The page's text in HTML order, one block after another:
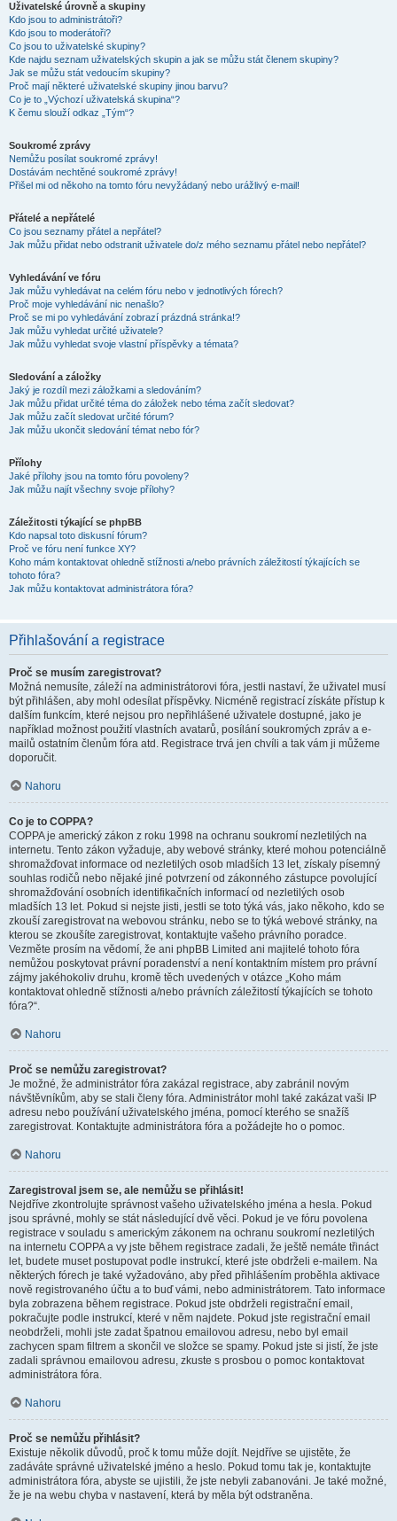
Uživatelské úrovně a skupiny
Kdo jsou to administrátoři?
Kdo jsou to moderátoři?
Co jsou to uživatelské skupiny?
Kde najdu seznam uživatelských skupin a jak se můžu stát členem skupiny?
Jak se můžu stát vedoucím skupiny?
Proč mají některé uživatelské skupiny jinou barvu?
Co je to „Výchozí uživatelská skupina“?
K čemu slouží odkaz „Tým“?
Soukromé zprávy
Nemůžu posílat soukromé zprávy!
Dostávám nechtěné soukromé zprávy!
Přišel mi od někoho na tomto fóru nevyžádaný nebo urážlivý e-mail!
Přátelé a nepřátelé
Co jsou seznamy přátel a nepřátel?
Jak můžu přidat nebo odstranit uživatele do/z mého seznamu přátel nebo nepřátel?
Vyhledávání ve fóru
Jak můžu vyhledávat na celém fóru nebo v jednotlivých fórech?
Proč moje vyhledávání nic nenašlo?
Proč se mi po vyhledávání zobrazí prázdná stránka!?
Jak můžu vyhledat určité uživatele?
Jak můžu vyhledat svoje vlastní příspěvky a témata?
Sledování a záložky
Jaký je rozdíl mezi záložkami a sledováním?
Jak můžu přidat určité téma do záložek nebo téma začít sledovat?
Jak můžu začít sledovat určité fórum?
Jak můžu ukončit sledování témat nebo fór?
Přílohy
Jaké přílohy jsou na tomto fóru povoleny?
Jak můžu najít všechny svoje přílohy?
Záležitosti týkající se phpBB
Kdo napsal toto diskusní fórum?
Proč ve fóru není funkce XY?
Koho mám kontaktovat ohledně stížnosti a/nebo právních záležitostí týkajících se
tohoto fóra?
Jak můžu kontaktovat administrátora fóra?
Přihlašování a registrace
Proč se musím zaregistrovat?
Možná nemusíte, záleží na administrátorovi fóra, jestli nastaví, že uživatel musí
být přihlášen, aby mohl odesílat příspěvky. Nicméně registrací získáte přístup k
dalším funkcím, které nejsou pro nepřihlášené uživatele dostupné, jako je
například možnost použití vlastních avatarů, posílání soukromých zpráv a e-
mailů ostatním členům fóra atd. Registrace trvá jen chvíli a tak vám ji můžeme
doporučit.
Nahoru
Co je to COPPA?
COPPA je americký zákon z roku 1998 na ochranu soukromí nezletilých na
internetu. Tento zákon vyžaduje, aby webové stránky, které mohou potenciálně
shromažďovat informace od nezletilých osob mladších 13 let, získaly písemný
souhlas rodičů nebo nějaké jiné potvrzení od zákonného zástupce povolující
shromažďování osobních identifikačních informací od nezletilých osob
mladších 13 let. Pokud si nejste jisti, jestli se toto týká vás, jako někoho, kdo se
zkouší zaregistrovat na webovou stránku, nebo se to týká webové stránky, na
kterou se zkoušíte zaregistrovat, kontaktujte vašeho právního poradce.
Vezměte prosím na vědomí, že ani phpBB Limited ani majitelé tohoto fóra
nemůžou poskytovat právní poradenství a není kontaktním místem pro právní
zájmy jakéhokoliv druhu, kromě těch uvedených v otázce „Koho mám
kontaktovat ohledně stížnosti a/nebo právních záležitostí týkajících se tohoto
fóra?“.
Nahoru
Proč se nemůžu zaregistrovat?
Je možné, že administrátor fóra zakázal registrace, aby zabránil novým
návštěvníkům, aby se stali členy fóra. Administrátor mohl také zakázat vaši IP
adresu nebo používání uživatelského jména, pomocí kterého se snažíš
zaregistrovat. Kontaktujte administrátora fóra a požádejte ho o pomoc.
Nahoru
Zaregistroval jsem se, ale nemůžu se přihlásit!
Nejdříve zkontrolujte správnost vašeho uživatelského jména a hesla. Pokud
jsou správné, mohly se stát následující dvě věci. Pokud je ve fóru povolena
registrace v souladu s americkým zákonem na ochranu soukromí nezletilých
na internetu COPPA a vy jste během registrace zadali, že ještě nemáte třináct
let, budete muset postupovat podle instrukcí, které jste obdrželi e-mailem. Na
některých fórech je také vyžadováno, aby před přihlášením proběhla aktivace
nově registrovaného účtu a to buď vámi, nebo administrátorem. Tato informace
byla zobrazena během registrace. Pokud jste obdrželi registrační email,
pokračujte podle instrukcí, které v něm najdete. Pokud jste registrační email
neobdrželi, mohli jste zadat špatnou emailovou adresu, nebo byl email
zachycen spam filtrem a skončil ve složce se spamy. Pokud jste si jistí, že jste
zadali správnou emailovou adresu, zkuste s prosbou o pomoc kontaktovat
administrátora fóra.
Nahoru
Proč se nemůžu přihlásit?
Existuje několik důvodů, proč k tomu může dojít. Nejdříve se ujistěte, že
zadáváte správné uživatelské jméno a heslo. Pokud tomu tak je, kontaktujte
administrátora fóra, abyste se ujistili, že jste nebyli zabanováni. Je také možné,
že je na webu chyba v nastavení, která by měla být odstraněna.